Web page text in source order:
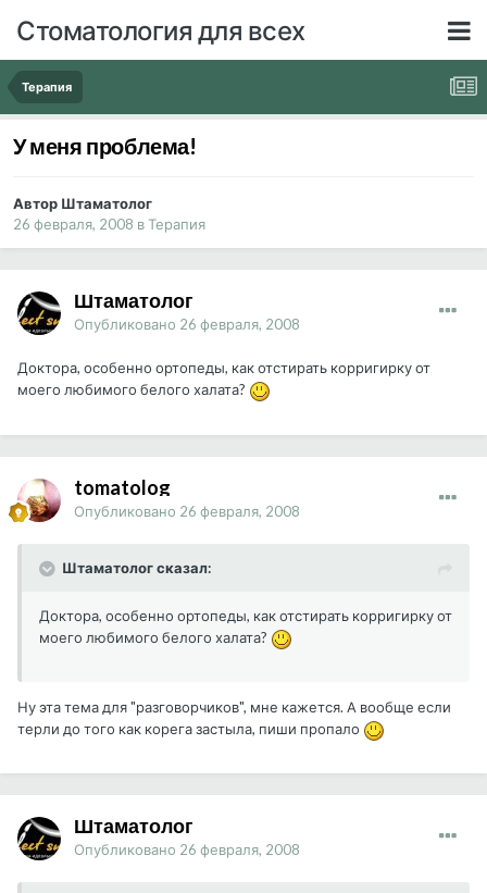
Стоматология для всех
Терапия
У меня проблема!
Автор Штаматолог
26 февраля, 2008 вТерапия
Штаматолог
Опубликовано 26 февраля, 2008
Доктора, особенно ортопеды, как отстирать корригирку от
моего любимого белого халата?
tomatolog
Опубликовано 26 февраля, 2008
Штаматолог сказал:
Доктора, особенно ортопеды, как отстирать корригирку от
моего любимого белого халата?
Ну эта тема для "разговорчиков", мне кажется. А вообще если
терли до того как корега застыла, пиши пропало
Штаматолог
Опубликовано 26 февраля, 2008